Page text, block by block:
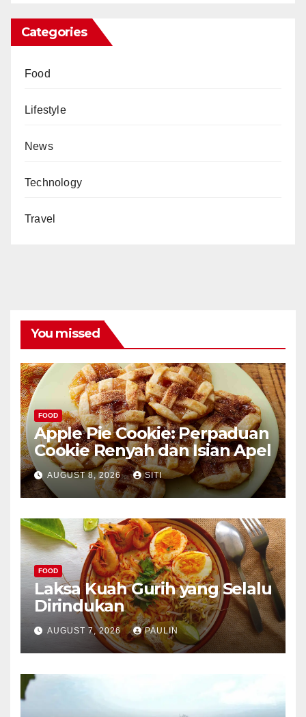
Categories
Food
Lifestyle
News
Technology
Travel
You missed
FOOD
Apple Pie Cookie: Perpaduan
Cookie Renyah dan Isian Apel
AUGUST 8, 2026 SITI
FOOD
Laksa Kuah Gurih yang Selalu
Dirindukan
AUGUST 7, 2026 PAULIN